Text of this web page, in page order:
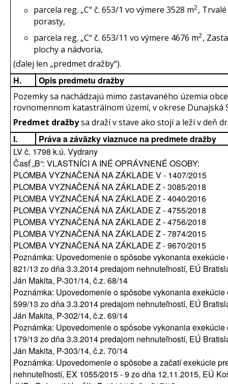
parcela reg. „C“ č. 653/1 vo výmere 3528 m2,
porasty,
parcela reg. „C“ č. 653/11 vo výmere 4676 m2,
plochy a nádvoria,
(ďalej len „predmet dražby“).
H. Opis predmetu dražby
Pozemky sa nachádzajú mimo zastavaného územia
rovnomennom katastrálnom území, v okrese Dunajská
Predmet dražbysa draží v stave ako stojí a leží v deň
I.
Práva a záväzky viaznuce na predmete dražby
LV č. 1798 k.ú. Vydrany
Časť „B“: VLASTNÍCI A INÉ OPRÁVNENÉ OSOBY:
PLOMBA VYZNAČENÁ NA ZÁKLADE V - 1407/2015
PLOMBA VYZNAČENÁ NA ZÁKLADE Z - 3085/2018
PLOMBA VYZNAČENÁ NA ZÁKLADE Z - 4040/2016
PLOMBA VYZNAČENÁ NA ZÁKLADE Z - 4755/2018
PLOMBA VYZNAČENÁ NA ZÁKLADE Z - 4756/2018
PLOMBA VYZNAČENÁ NA ZÁKLADE Z - 7874/2015
PLOMBA VYZNAČENÁ NA ZÁKLADE Z - 9670/2015
Poznámka: Upovedomenie o spôsobe vykonania exekúcie
821/13 zo dňa 3.3.2014 predajom nehnuteľností, EÚ
Ján Makita, P-301/14, č.z. 68/14
Poznámka: Upovedomenie o spôsobe vykonania exekúcie
599/13 zo dňa 3.3.2014 predajom nehnuteľností, EÚ
Ján Makita, P-302/14, č.z. 69/14
Poznámka: Upovedomenie o spôsobe vykonania exekúcie
179/13 zo dňa 3.3.2014 predajom nehnuteľností, EÚ
Ján Makita, P-303/14, č.z. 70/14
Poznámka: Upovedomenie o spôsobe a začatí exekúcie
nehnuteľností, EX 1055/2015 - 9 zo dňa 12.11.2015, EÚ